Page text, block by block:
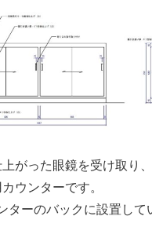
がった眼鏡を受け取り
ウンターです。
ターのバックに設置して